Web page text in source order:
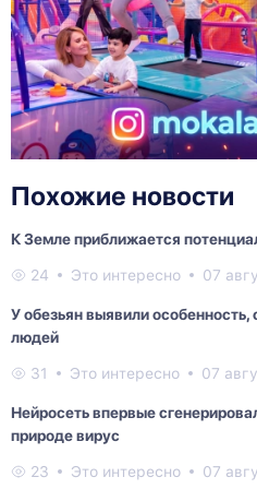
Похожие новости
К Земле приближается
24 Это интересно 07
У обезьян выявили
людей
31 Это интересно 07
Нейросеть впервые
природе вирус
23 Это интересно 07